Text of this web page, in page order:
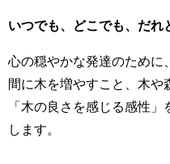
いつでも、どこでも、だれ
心の穏やかな発達のために
間に木を増やすこと、木や
「木の良さを感じる感性
します。